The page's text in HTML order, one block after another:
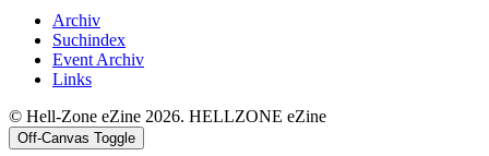
Archiv
Suchindex
Event Archiv
Links
© Hell-Zone eZine 2026. HELLZONE eZine
Off-Canvas Toggle